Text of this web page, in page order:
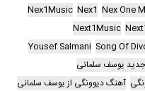
Nex One
Nex1
Nex1Music
Next1Music
Song Of
Yousef Salmani
یوسف سلمانی
آهنگ دیوونگی از یوسف سلمانی